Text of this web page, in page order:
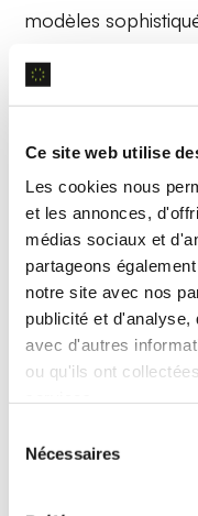
Ce site web utilise
Les cookies nous
et les annonces,
médias sociaux et
partageons
notre site avec nos
publicité et
avec d'autres
ou qu'ils ont
Nécessaires
modèles
Exemple d’utilisation
fonctionnalitépour
améliorant ainsi la
Analyse de
L’outil inclut des
permettant
de documents
la compréhension
Les chercheurs